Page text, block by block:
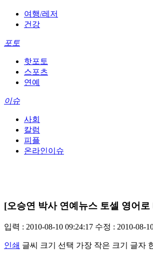
여행/레저
건강
포토
핫포토
스포츠
연예
이슈
사회
칼럼
피플
온라인이슈
[오승연 박사 연예뉴스 토셀 영어
입력 : 2010-08-10 09:24:17 수정 : 2010-08-
인쇄 글씨 크기 선택 가장 작은 크기 글자